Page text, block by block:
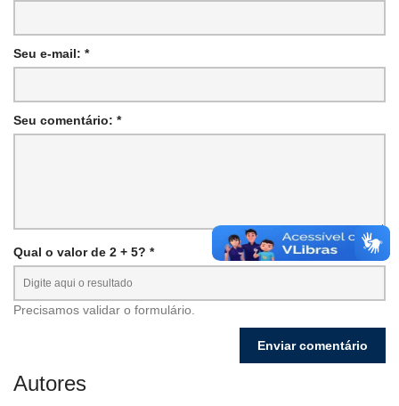
Seu e-mail: *
Seu comentário: *
Qual o valor de 2 + 5? *
Precisamos validar o formulário.
Autores